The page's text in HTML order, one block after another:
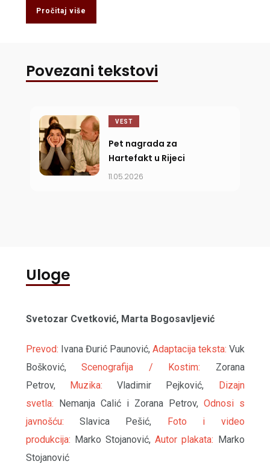
Pročitaj više
Povezani tekstovi
VEST
Pet nagrada za
Hartefakt u Rijeci
11.05.2026
Uloge
Svetozar Cvetković, Marta Bogosavljević
Prevod: Ivana Đurić Paunović, Adaptacija teksta: Vuk
Bošković,Scenografija / Kostim: Zorana
Petrov,
Muzika: Vladimir Pejković, Dizajn
svetla:
Nemanja Calić i Zorana Petrov, Odnosi s
javnošću: Slavica Pešić,
Foto i video
produkcija: Marko Stojanović,Autor plakata:
Marko
Stojanović